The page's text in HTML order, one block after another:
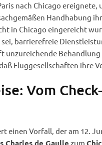
nach Chicago
Handhabung
in Chicago eingereicht
barrierefreie
unzureichende Behandlung
Fluggesellschaften ihre
Vom
einen Vorfall, der am 12.
zum